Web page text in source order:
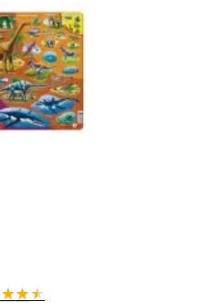
★★★